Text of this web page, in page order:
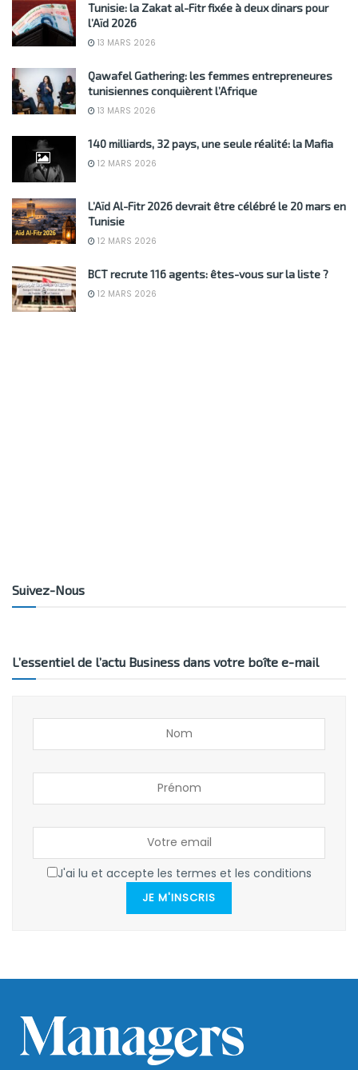
Tunisie: la Zakat al-Fitr fixée à deux dinars pour
l’Aïd 2026
13 MARS 2026
Qawafel Gathering: les femmes entrepreneures
tunisiennes conquièrent l’Afrique
13 MARS 2026
140 milliards, 32 pays, une seule réalité: la Mafia
12 MARS 2026
L’Aïd Al-Fitr 2026 devrait être célébré le 20 mars en
Tunisie
12 MARS 2026
BCT recrute 116 agents: êtes-vous sur la liste ?
12 MARS 2026
Suivez-Nous
L’essentiel de l’actu Business dans votre boîte e-mail
J'ai lu et accepte les termes et les conditions
JE M'INSCRIS